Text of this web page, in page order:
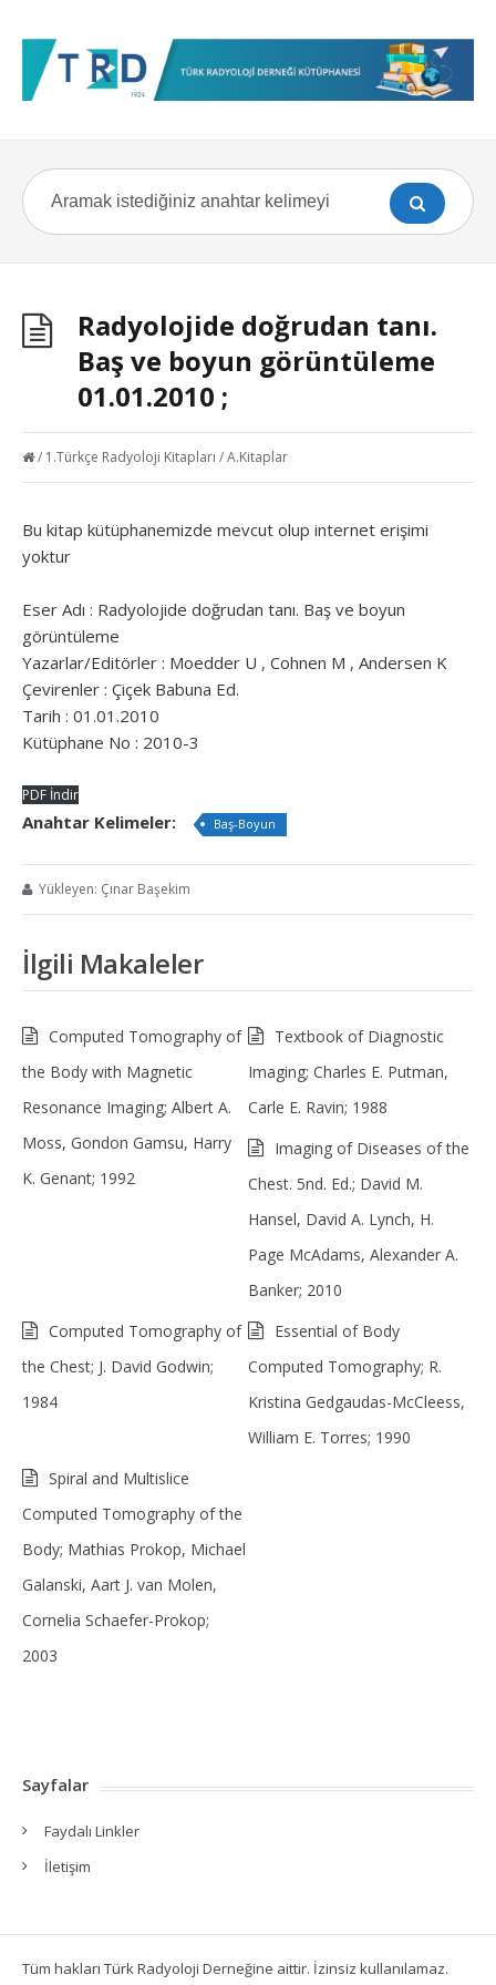
Radyolojide doğrudan tanı.
Baş ve boyun görüntüleme
01.01.2010 ;
/ 1.Türkçe Radyoloji Kitapları /A.Kitaplar
Bu kitap kütüphanemizde mevcut olup internet erişimi
yoktur
Eser Adı : Radyolojide doğrudan tanı. Baş ve boyun
görüntüleme
Yazarlar/Editörler : Moedder U , Cohnen M , Andersen K
Çevirenler : Çiçek Babuna Ed.
Tarih : 01.01.2010
Kütüphane No : 2010-3
PDF İndir
Anahtar Kelimeler: Baş-Boyun
Yükleyen: Çınar Başekim
İlgili Makaleler
Computed Tomography of
the Body with Magnetic
Resonance Imaging; Albert A.
Moss, Gondon Gamsu, Harry
K. Genant; 1992
Textbook of Diagnostic
Imaging; Charles E. Putman,
Carle E. Ravin; 1988
Imaging of Diseases of the
Chest. 5nd. Ed.; David M.
Hansel, David A. Lynch, H.
Page McAdams, Alexander A.
Banker; 2010
Computed Tomography of
the Chest; J. David Godwin;
1984
Essential of Body
Computed Tomography; R.
Kristina Gedgaudas-McCleess,
William E. Torres; 1990
Spiral and Multislice
Computed Tomography of the
Body; Mathias Prokop, Michael
Galanski, Aart J. van Molen,
Cornelia Schaefer-Prokop;
2003
Sayfalar
Faydalı Linkler
İletişim
Tüm hakları Türk Radyoloji Derneğine aittir. İzinsiz kullanılamaz.